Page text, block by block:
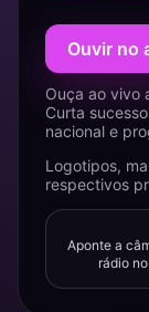
Ouvir no
Ouça ao vivo
Curta
nacional e
Logotipos,
respectivos
Aponte a
rádio